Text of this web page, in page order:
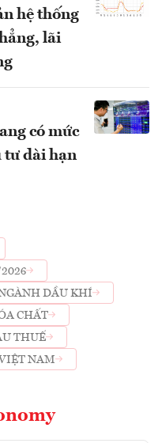
hệ thống
lãi
có mức
tư dài hạn
DẦU KHÍ
CHẤT
THUẾ
NAM